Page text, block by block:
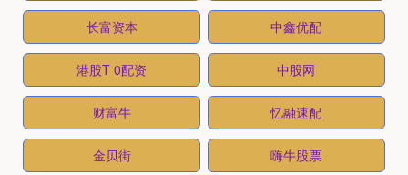
长富资本 中鑫优配
港股T 0配资 中股网
财富牛 忆融速配
金贝街 嗨牛股票